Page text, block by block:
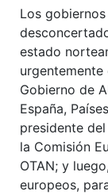
Los
estado
Gobierno de
España,
presidente
la Comisión
OTAN; y
europeos,